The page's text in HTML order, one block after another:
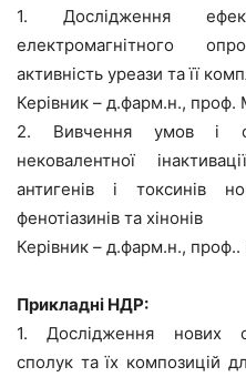
1. Дослідження
електромагнітного
активність уреази та її
Керівник – д.фарм.н., проф.
2. Вивчення умов і
нековалентної
антигенів і токсинів
фенотіазинів та хінонів
Керівник – д.фарм.н.,
Прикладні НДР:
1. Дослідження нових
сполук та їх композицій